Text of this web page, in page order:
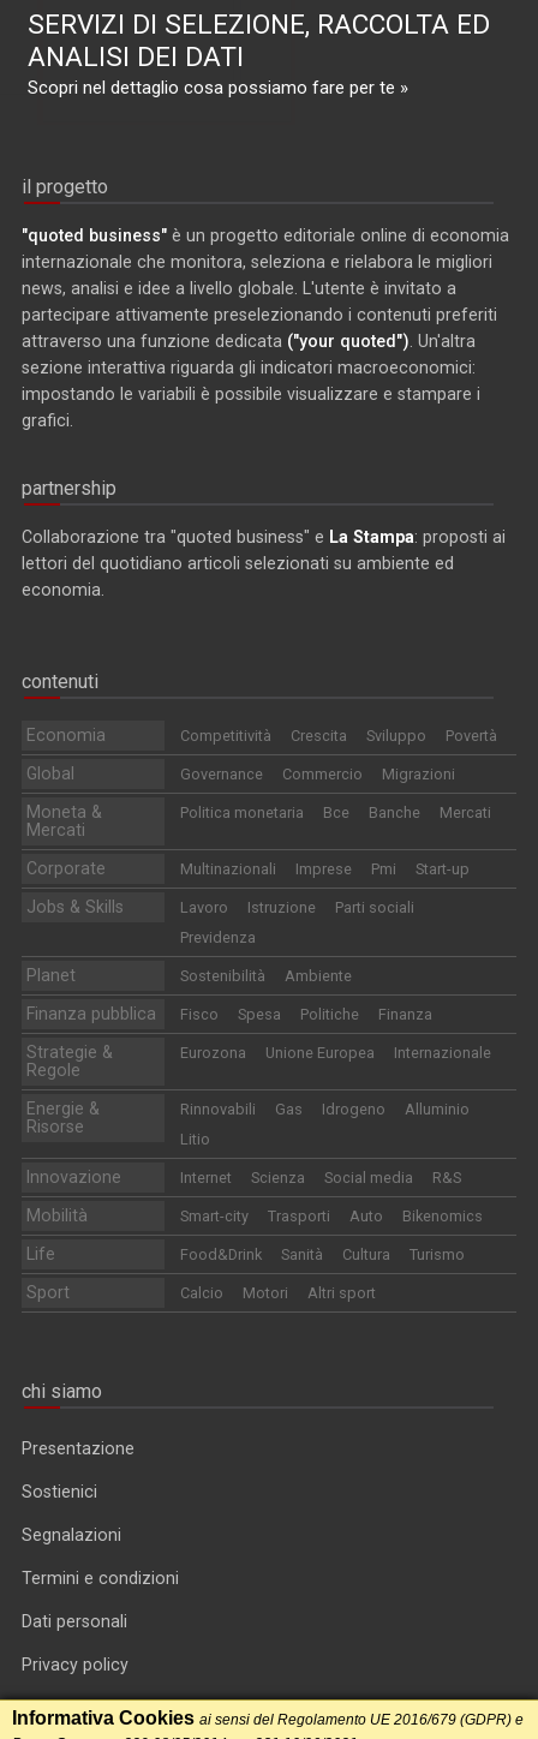
SERVIZI DI SELEZIONE, RACCOLTA ED
ANALISI DEI DATI
Scopri nel dettaglio cosa possiamo fare per te »
il progetto
"quoted business" è un progetto editoriale online di economia
internazionale che monitora, seleziona e rielabora le migliori
news, analisi e idee a livello globale. L'utente è invitato a
partecipare attivamente preselezionando i contenuti preferiti
attraverso una funzione dedicata ("your quoted"). Un'altra
sezione interattiva riguarda gli indicatori macroeconomici:
impostando le variabili è possibile visualizzare e stampare i
grafici.
partnership
Collaborazione tra "quoted business" e La Stampa: proposti ai
lettori del quotidiano articoli selezionati su ambiente ed
economia.
contenuti
Economia Competitività Crescita Sviluppo Povertà
Global Governance Commercio Migrazioni
Moneta &
Mercati
Politica monetaria Bce Banche Mercati
Corporate Multinazionali Imprese Pmi Start-up
Jobs & Skills Lavoro Istruzione
Parti sociali
Previdenza
Planet Sostenibilità Ambiente
Finanza pubblica Fisco Spesa Politiche Finanza
Strategie &
Regole
Eurozona Unione Europea Internazionale
Energie &
Risorse
Rinnovabili Gas Idrogeno
Alluminio
Litio
Innovazione Internet Scienza Social media R&S
Mobilità Smart-city Trasporti Auto Bikenomics
Life Food&Drink Sanità Cultura Turismo
Sport Calcio Motori Altri sport
chi siamo
Presentazione
Sostienici
Segnalazioni
Termini e condizioni
Dati personali
Privacy policy
Informativa cookie
Informativa Cookies ai sensi del Regolamento UE 2016/679 (GDPR) e